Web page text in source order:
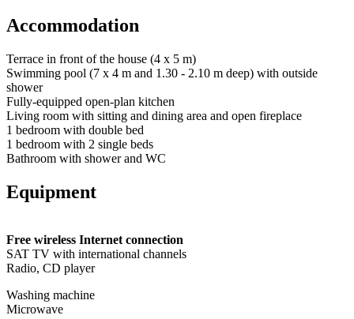
Accommodation
Terrace in front of the house (4 x 5 m)
Swimming pool (7 x 4 m and 1.30 - 2.10 m deep) with outside
shower
Fully-equipped open-plan kitchen
Living room with sitting and dining area and open fireplace
1 bedroom with double bed
1 bedroom with 2 single beds
Bathroom with shower and WC
Equipment
Free wireless Internet connection
SAT TV with international channels
Radio, CD player
Washing machine
Microwave